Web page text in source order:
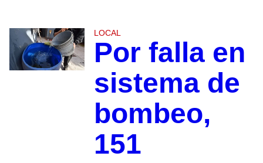
LOCAL
Por falla en
sistema de
bombeo,
151